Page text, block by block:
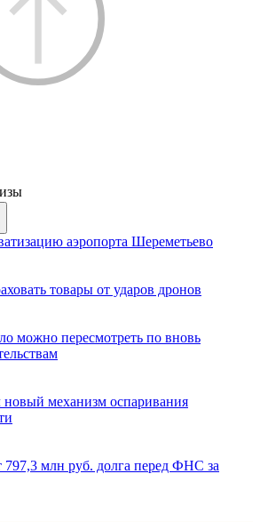
аэропорта Шереметьево
товары от ударов дронов
можно пересмотреть по вновь
новый механизм оспаривания
797,3 млн руб. долга перед ФНС за